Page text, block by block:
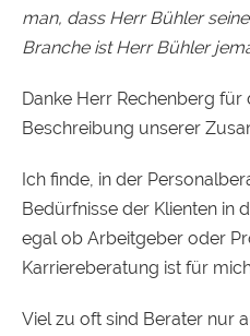
man, dass Herr Bühler
Branche ist Herr Bühler
Danke Herr Rechenberg für
Beschreibung unserer
Ich finde, in der
Bedürfnisse der Klienten in
egal ob Arbeitgeber oder
Karriereberatung ist für
Viel zu oft sind Berater nur